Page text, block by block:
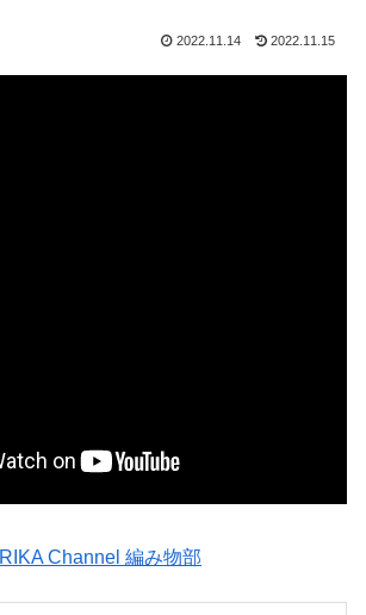
2022.11.14 2022.11.15
RIKA Channel 編み物部